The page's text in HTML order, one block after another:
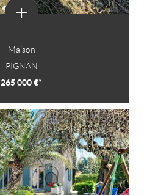
+
Maison
PIGNAN
265 000 €*